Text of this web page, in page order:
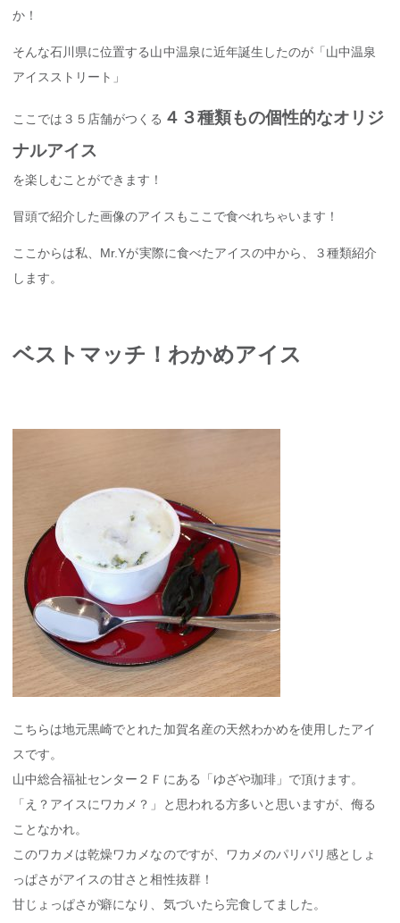
か！
そんな石川県に位置する山中温泉に近年誕生したのが「山中温泉
アイスストリート」
ここでは３５店舗がつくる ４３種類もの個性的なオリジ
ナルアイス
を楽しむことができます！
冒頭で紹介した画像のアイスもここで食べれちゃいます！
ここからは私、Mr.Yが実際に食べたアイスの中から、３種類紹介
します。
ベストマッチ！わかめアイス
こちらは地元黒崎でとれた加賀名産の天然わかめを使用したアイ
スです。
山中総合福祉センター２Ｆにある「ゆざや珈琲」で頂けます。
「え？アイスにワカメ？」と思われる方多いと思いますが、侮る
ことなかれ。
このワカメは乾燥ワカメなのですが、ワカメのパリパリ感としょ
っぱさがアイスの甘さと相性抜群！
甘じょっぱさが癖になり、気づいたら完食してました。